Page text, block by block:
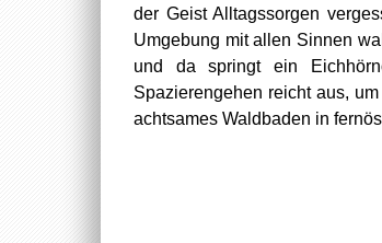
der Geist Alltagssorgen
Umgebung mit allen Sinnen
und da springt ein
Spazierengehen reicht aus,
achtsames Waldbaden in